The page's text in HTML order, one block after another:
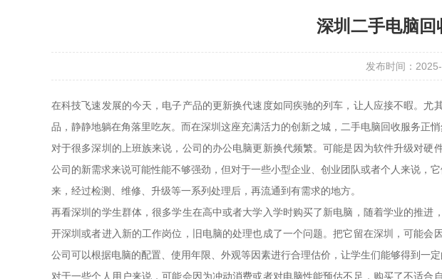
深圳二手电脑
发布时间：
在科技飞速发展的今天，电子产品的更新换代速度如同疾驰的列车，让人应接不暇。
品，静静地躺在角落里吃灰。而在深圳这座充满活力的创新之城，二手电脑回收服务正
对于很多深圳的上班族来说，公司的办公电脑更新换代频繁。可能是因为软件升级对
公司的新需求来说可能性能不够强劲，但对于一些小型企业、创业团队或者个人来说，
来，经过检测、维修、升级等一系列处理后，再流通到有需求的地方。
再看深圳的学生群体，很多学生在高中或者大学入学时购买了新电脑，随着学业的推
开深圳或者进入新的工作岗位，旧电脑的处理也成了一个问题。把它留在深圳，可能
公司可以根据电脑的配置、使用年限、外观等因素进行合理估价，让学生们能够得到一
对于一些个人用户来说，可能会因为冲动消费或者对电脑性能预估不足，购买了不适